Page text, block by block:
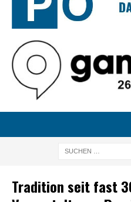
Tradition seit fast